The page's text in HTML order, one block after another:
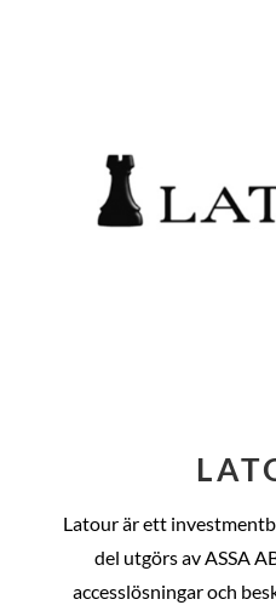
Latour är ett
del utgörs av ASSA
accesslösningar och